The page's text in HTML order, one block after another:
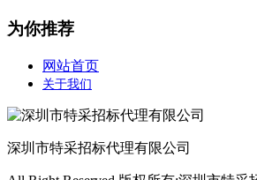
为你推荐
网站首页
关于我们
深圳市特采招标代理有限公司